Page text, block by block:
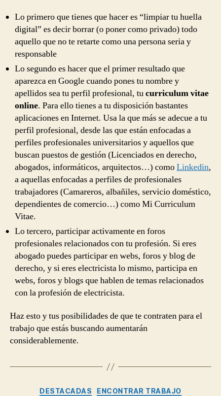
Lo primero que tienes que hacer es “limpiar tu huella
digital” es decir borrar (o poner como privado) todo
aquello que no te retarte como una persona seria y
responsable
Lo segundo es hacer que el primer resultado que
aparezca en Google cuando pones tu nombre y
apellidos sea tu perfil profesional, tucurriculum vitae
online. Para ello tienes a tu disposición bastantes
aplicaciones en Internet. Usa la que más se adecue a tu
perfil profesional, desde las que están enfocadas a
perfiles profesionales universitarios y aquellos que
buscan puestos de gestión (Licenciados en derecho,
abogados, informáticos, arquitectos…) comoLinkedin,
a aquellas enfocadas a perfiles de profesionales
trabajadores (Camareros, albañiles, servicio doméstico,
dependientes de comercio…) como Mi Curriculum
Vitae.
Lo tercero, participar activamente en foros
profesionales relacionados con tu profesión. Si eres
abogado puedes participar en webs, foros y blog de
derecho, y si eres electricista lo mismo, participa en
webs, foros y blogs que hablen de temas relacionados
con la profesión de electricista.
Haz esto y tus posibilidades de que te contraten para el
trabajo que estás buscando aumentarán
considerablemente.
Categorías
DESTACADAS
ENCONTRAR TRABAJO